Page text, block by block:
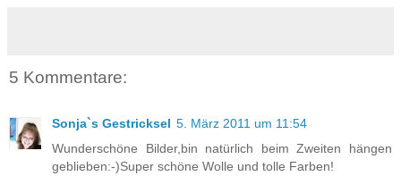
5 Kommentare:
Sonja`s Gestricksel 5. März 2011 um 11:54
Wunderschöne Bilder,bin natürlich beim Zweiten hängen
geblieben:-)Super schöne Wolle und tolle Farben!